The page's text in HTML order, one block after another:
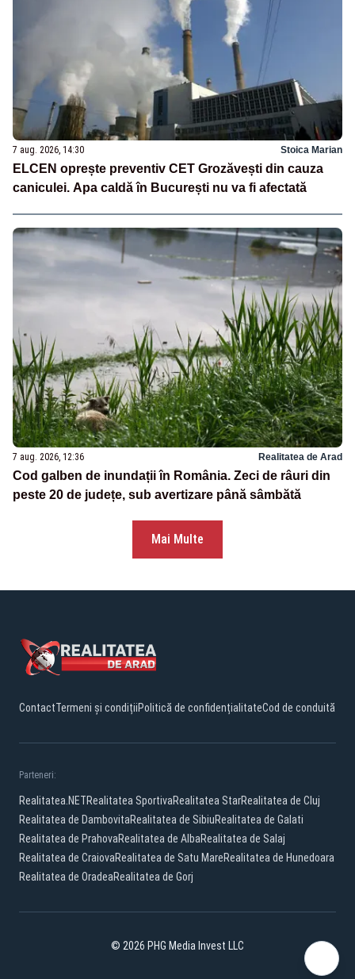
7 aug. 2026, 14:30 Stoica Marian
ELCEN oprește preventiv CET Grozăvești din cauza
caniculei. Apa caldă în București nu va fi afectată
7 aug. 2026, 12:36 Realitatea de Arad
Cod galben de inundații în România. Zeci de râuri din
peste 20 de județe, sub avertizare până sâmbătă
Mai Multe
ContactTermeni și condițiiPolitică de confidențialitateCod de conduită
Parteneri:
Realitatea.NETRealitatea SportivaRealitatea StarRealitatea de Cluj
Realitatea de DambovitaRealitatea de SibiuRealitatea de Galati
Realitatea de PrahovaRealitatea de AlbaRealitatea de Salaj
Realitatea de CraiovaRealitatea de Satu MareRealitatea de Hunedoara
Realitatea de OradeaRealitatea de Gorj
© 2026 PHG Media Invest LLC